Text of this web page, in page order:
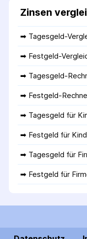
Zinsen
➡ Tagesgeld-
➡ Festgeld-
➡ Tagesgeld-
➡ Festgeld-
➡ Tagesgeld für
➡ Festgeld für
➡ Tagesgeld für
➡ Festgeld für